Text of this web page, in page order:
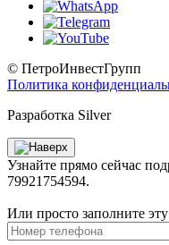
© ПетроИнвестГрупп
Политика
Разработка Silver
Узнайте прямо сейчас
79921754594.
Или просто заполните